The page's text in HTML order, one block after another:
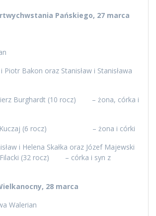
Pańskiego, 27 marca
Piotr Bakon oraz Stanisław i Stanisława
Burghardt (10 rocz) – żona, córka i
Kuczaj (6 rocz) – żona i córki
i Helena Skałka oraz Józef Majewski
Filacki (32 rocz) – córka i syn z
28 marca
Walerian